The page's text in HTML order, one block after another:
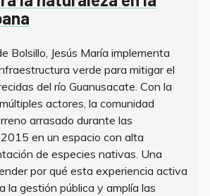
Bolsillo, Jesús María implementa
verde para mitigar el
del río Guanusacate. Con la
actores, la comunidad
arrasado durante las
en un espacio con alta
de especies nativas. Una
por qué esta experiencia activa
la gestión pública y amplía las